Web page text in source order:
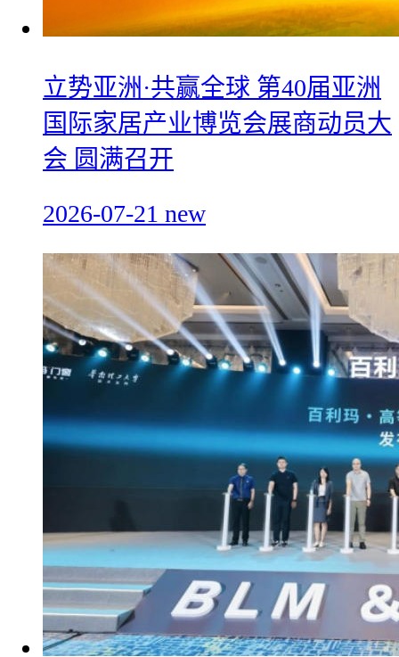
立势亚洲·共赢全球 第40届亚洲
国际家居产业博览会展商动员大
会 圆满召开
2026-07-21 new